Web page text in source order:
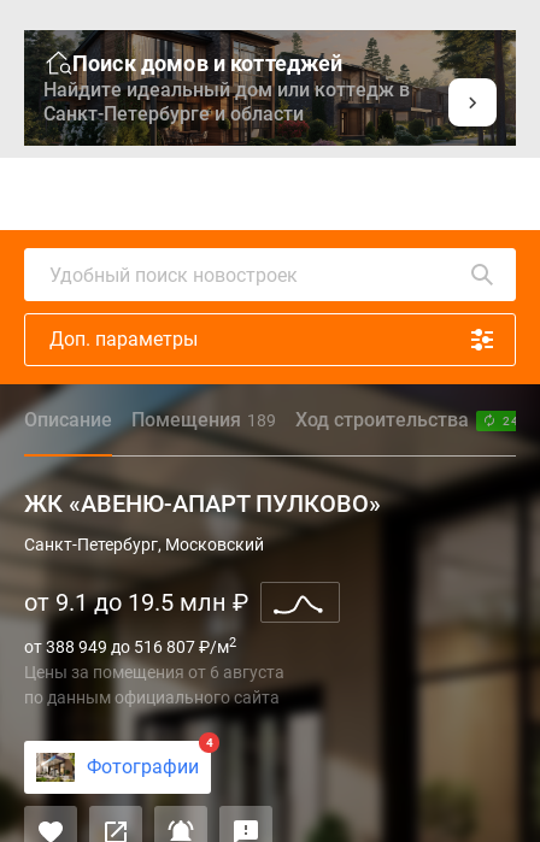
Поиск домов и коттеджей
Найдите идеальный дом или коттедж в
Санкт-Петербурге и области
Удобный поиск новостроек
Доп. параметры
Описание Помещения 189 Ход строительства
ЖК «АВЕНЮ-АПАРТ ПУЛКОВО»
ЖК
АПАРТ
располагается
в
Московском
районе
будет
состоять
Санкт-Петербург, Московский
от 9.1 до 19.5 млн ₽
от 388 949 до 516 807₽/м2
Цены за помещения от 6 августа
по данным официального сайта
Фотографии
4